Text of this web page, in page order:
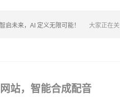
大家正在关
智启未来，AI 定义无限可能！
站，智能合成配音